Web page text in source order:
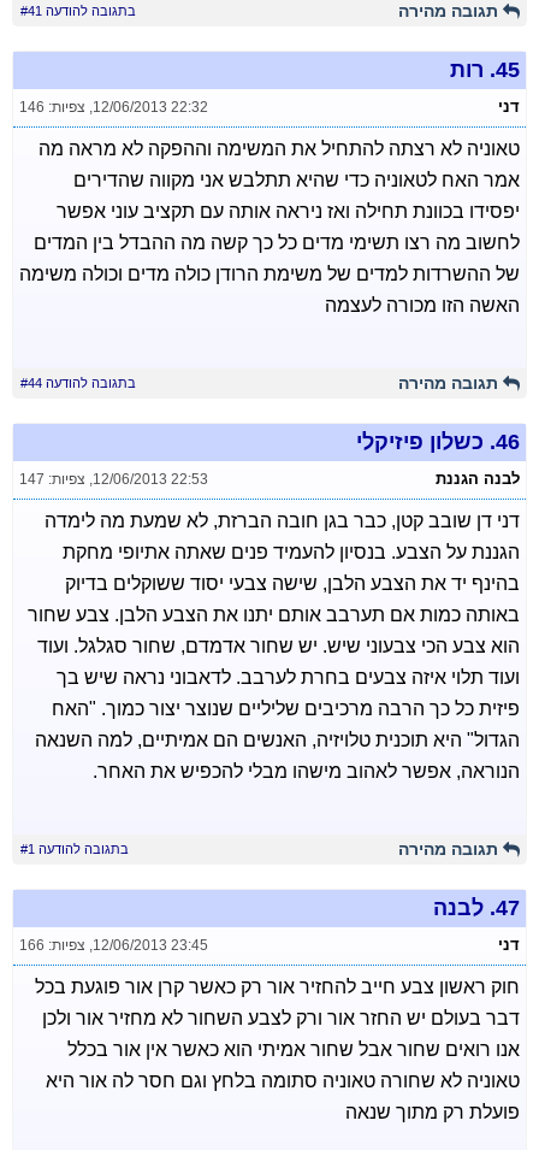
תגובה מהירה בתגובה להודעה #41
45. רות
דני 12/06/2013 22:32
, צפיות: 146
טאוניה לא רצתה להתחיל את המשימה וההפקה לא מראה מה
אמר האח לטאוניה כדי שהיא תתלבש אני מקווה שהדירים
יפסידו בכוונת תחילה ואז ניראה אותה עם תקציב עוני אפשר
לחשוב מה רצו תשימי מדים כל כך קשה מה ההבדל בין המדים
של ההשרדות למדים של משימת הרודן כולה מדים וכולה משימה
האשה הזו מכורה לעצמה
תגובה מהירה בתגובה להודעה #44
46. כשלון פיזיקלי
לבנה הגננת 12/06/2013 22:53
, צפיות: 147
דני דן שובב קטן, כבר בגן חובה הברזת, לא שמעת מה לימדה
הגננת על הצבע. בנסיון להעמיד פנים שאתה אתיופי מחקת
בהינף יד את הצבע הלבן, שישה צבעי יסוד ששוקלים בדיוק
באותה כמות אם תערבב אותם יתנו את הצבע הלבן. צבע שחור
הוא צבע הכי צבעוני שיש. יש שחור אדמדם, שחור סגלגל. ועוד
ועוד תלוי איזה צבעים בחרת לערבב. לדאבוני נראה שיש בך
פיזית כל כך הרבה מרכיבים שליליים שנוצר יצור כמוך. "האח
הגדול" היא תוכנית טלויזיה, האנשים הם אמיתיים, למה השנאה
הנוראה, אפשר לאהוב מישהו מבלי להכפיש את האחר.
תגובה מהירה בתגובה להודעה #1
47. לבנה
דני 12/06/2013 23:45
, צפיות: 166
חוק ראשון צבע חייב להחזיר אור רק כאשר קרן אור פוגעת בכל
דבר בעולם יש החזר אור ורק לצבע השחור לא מחזיר אור ולכן
אנו רואים שחור אבל שחור אמיתי הוא כאשר אין אור בכלל
טאוניה לא שחורה טאוניה סתומה בלחץ וגם חסר לה אור היא
פועלת רק מתוך שנאה